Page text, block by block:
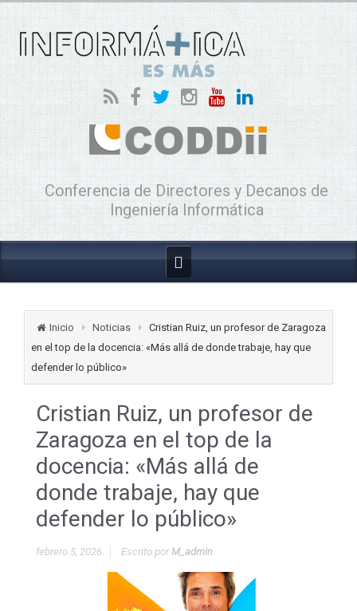
Conferencia de Directores y Decanos de
Ingeniería Informática
Inicio Noticias
Cristian Ruiz, un profesor de Zaragoza
en el top de la docencia: «Más allá de donde trabaje, hay que
defender lo público»
Cristian Ruiz, un profesor de
Zaragoza en el top de la
docencia: «Más allá de
donde trabaje, hay que
defender lo público»
febrero 5, 2026 Escrito porM_admin